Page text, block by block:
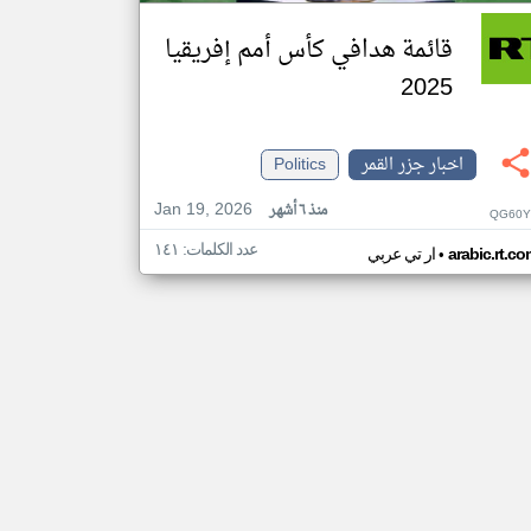
قائمة هدافي كأس أمم إفريقيا
2025
اخبار جزر القمر
Politics
Jan 19, 2026
منذ ٦ أشهر
ار تي عربي• عدد الكلمات: ١٤١